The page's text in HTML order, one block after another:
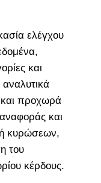
ελέγχου
και
και προχωρά
και
κυρώσεων,
του
κέρδους.